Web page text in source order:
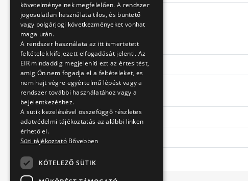
Főegységek
Motor
Teljesítmény
Egyéb
Légkondicionálás
Rámpa
követelményeinek megfelelően. A rendszer
jogosulatlan használata tilos, és büntető
vagy polgárjogi következményeket vonhat
maga után.
A rendszer használata az itt ismertetett
feltételek kifejezett elfogadását jelenti. Az
EIR mindaddig megjeleníti ezt az értesitést,
amig Ön nem fogadja el a feltételeket, es
nem hajt végre egyértelmű lépést vagy a
rendszer további használatához vagy a
bejelentkezéshez.
A sütik kezelésével összefüggő részletes
adatvédelmi tájékoztatás az alábbi linken
érhető el.
Süti tájékoztató Bővebben
KÖTELEZŐ SÜTIK